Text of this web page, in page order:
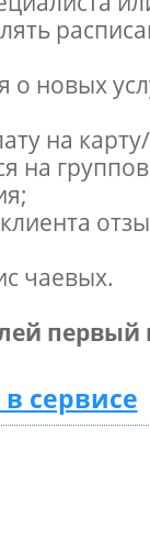
новых
на
на
чаевых.
первый
сервисе